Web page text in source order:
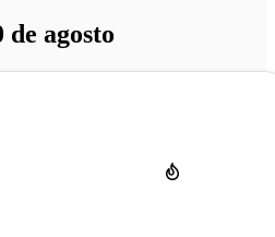
de agosto